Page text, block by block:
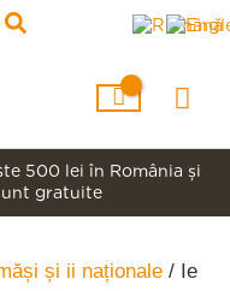
500 lei în România şi
gratuite
și ii naționale / Ie